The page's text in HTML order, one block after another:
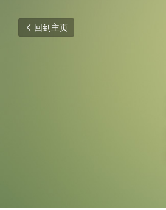
回到主页